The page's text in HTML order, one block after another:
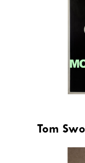
Tom